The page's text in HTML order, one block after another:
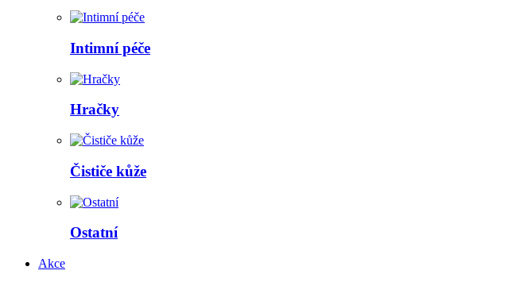
Intimní péče
Hračky
Čističe kůže
Ostatní
Akce